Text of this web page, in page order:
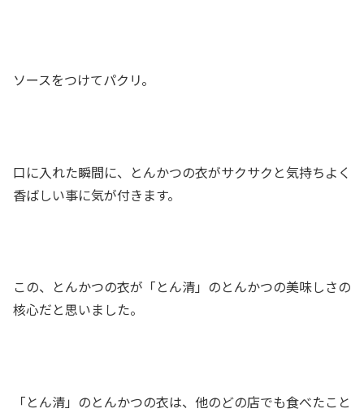
ソースをつけてパクリ。
口に入れた瞬間に、とんかつの衣がサクサクと気持ちよく
香ばしい事に気が付きます。
この、とんかつの衣が「とん清」のとんかつの美味しさの
核心だと思いました。
「とん清」のとんかつの衣は、他のどの店でも食べたこと